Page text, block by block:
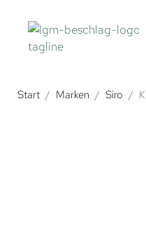
Start / Marken / Siro /